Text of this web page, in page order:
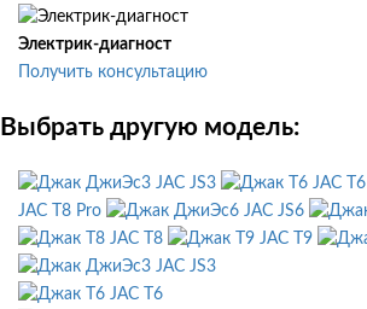
Электрик-диагност
Получить консультацию
Выбрать другую модель:
JAC JS3
JAC T6
JAC T8 Pro
JAC JS6
JAC T8
JAC T9
JAC JS3
JAC T6